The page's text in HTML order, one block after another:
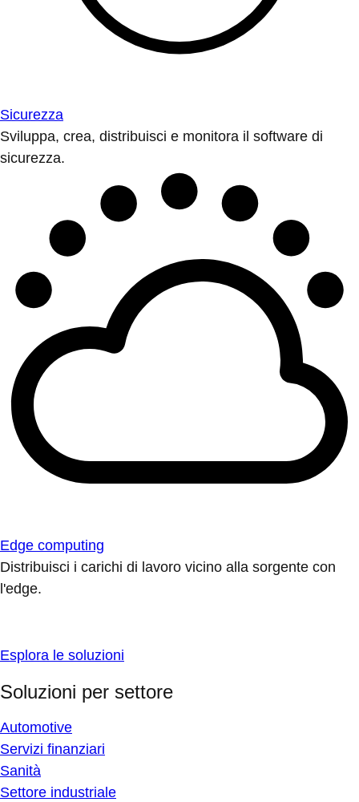
Sicurezza
Sviluppa, crea, distribuisci e monitora il software di
sicurezza.
Edge computing
Distribuisci i carichi di lavoro vicino alla sorgente con
l'edge.
Esplora le soluzioni
Soluzioni per settore
Automotive
Servizi finanziari
Sanità
Settore industriale